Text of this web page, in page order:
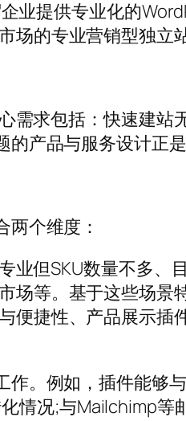
业提供专业化的
的专业营销型独立站
需求包括：快速建站
产品与服务设计正
个维度：
但SKU数量不多、
等。基于这些场景
便捷性、产品展示插
作。例如，插件能够
情况;与Mailchimp等